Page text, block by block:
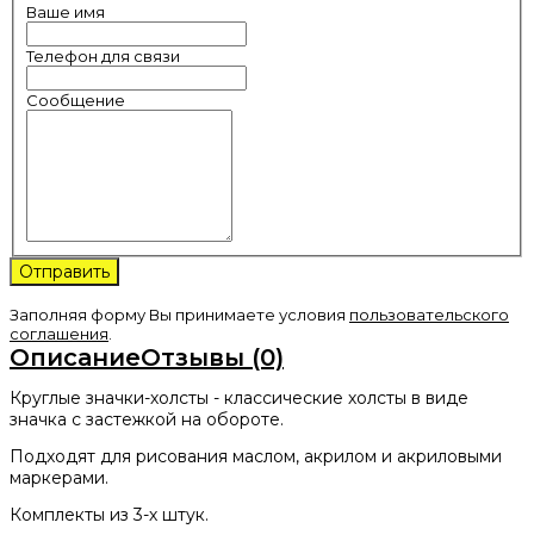
Ваше имя
Телефон для связи
Сообщение
Заполняя форму Вы принимаете условия пользовательского
соглашения
ОписаниеОтзывы (0)
Круглые значки-холсты - классические холсты в виде
значка с застежкой на обороте.
Подходят для рисования маслом, акрилом и акриловыми
маркерами.
Комплекты из 3-х штук.